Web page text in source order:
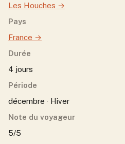
Les Houches →
Pays
France →
Durée
4 jours
Période
décembre · Hiver
Note du voyageur
5/5